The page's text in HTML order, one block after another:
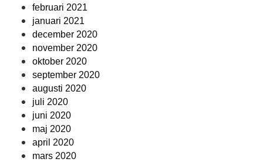
februari 2021
januari 2021
december 2020
november 2020
oktober 2020
september 2020
augusti 2020
juli 2020
juni 2020
maj 2020
april 2020
mars 2020